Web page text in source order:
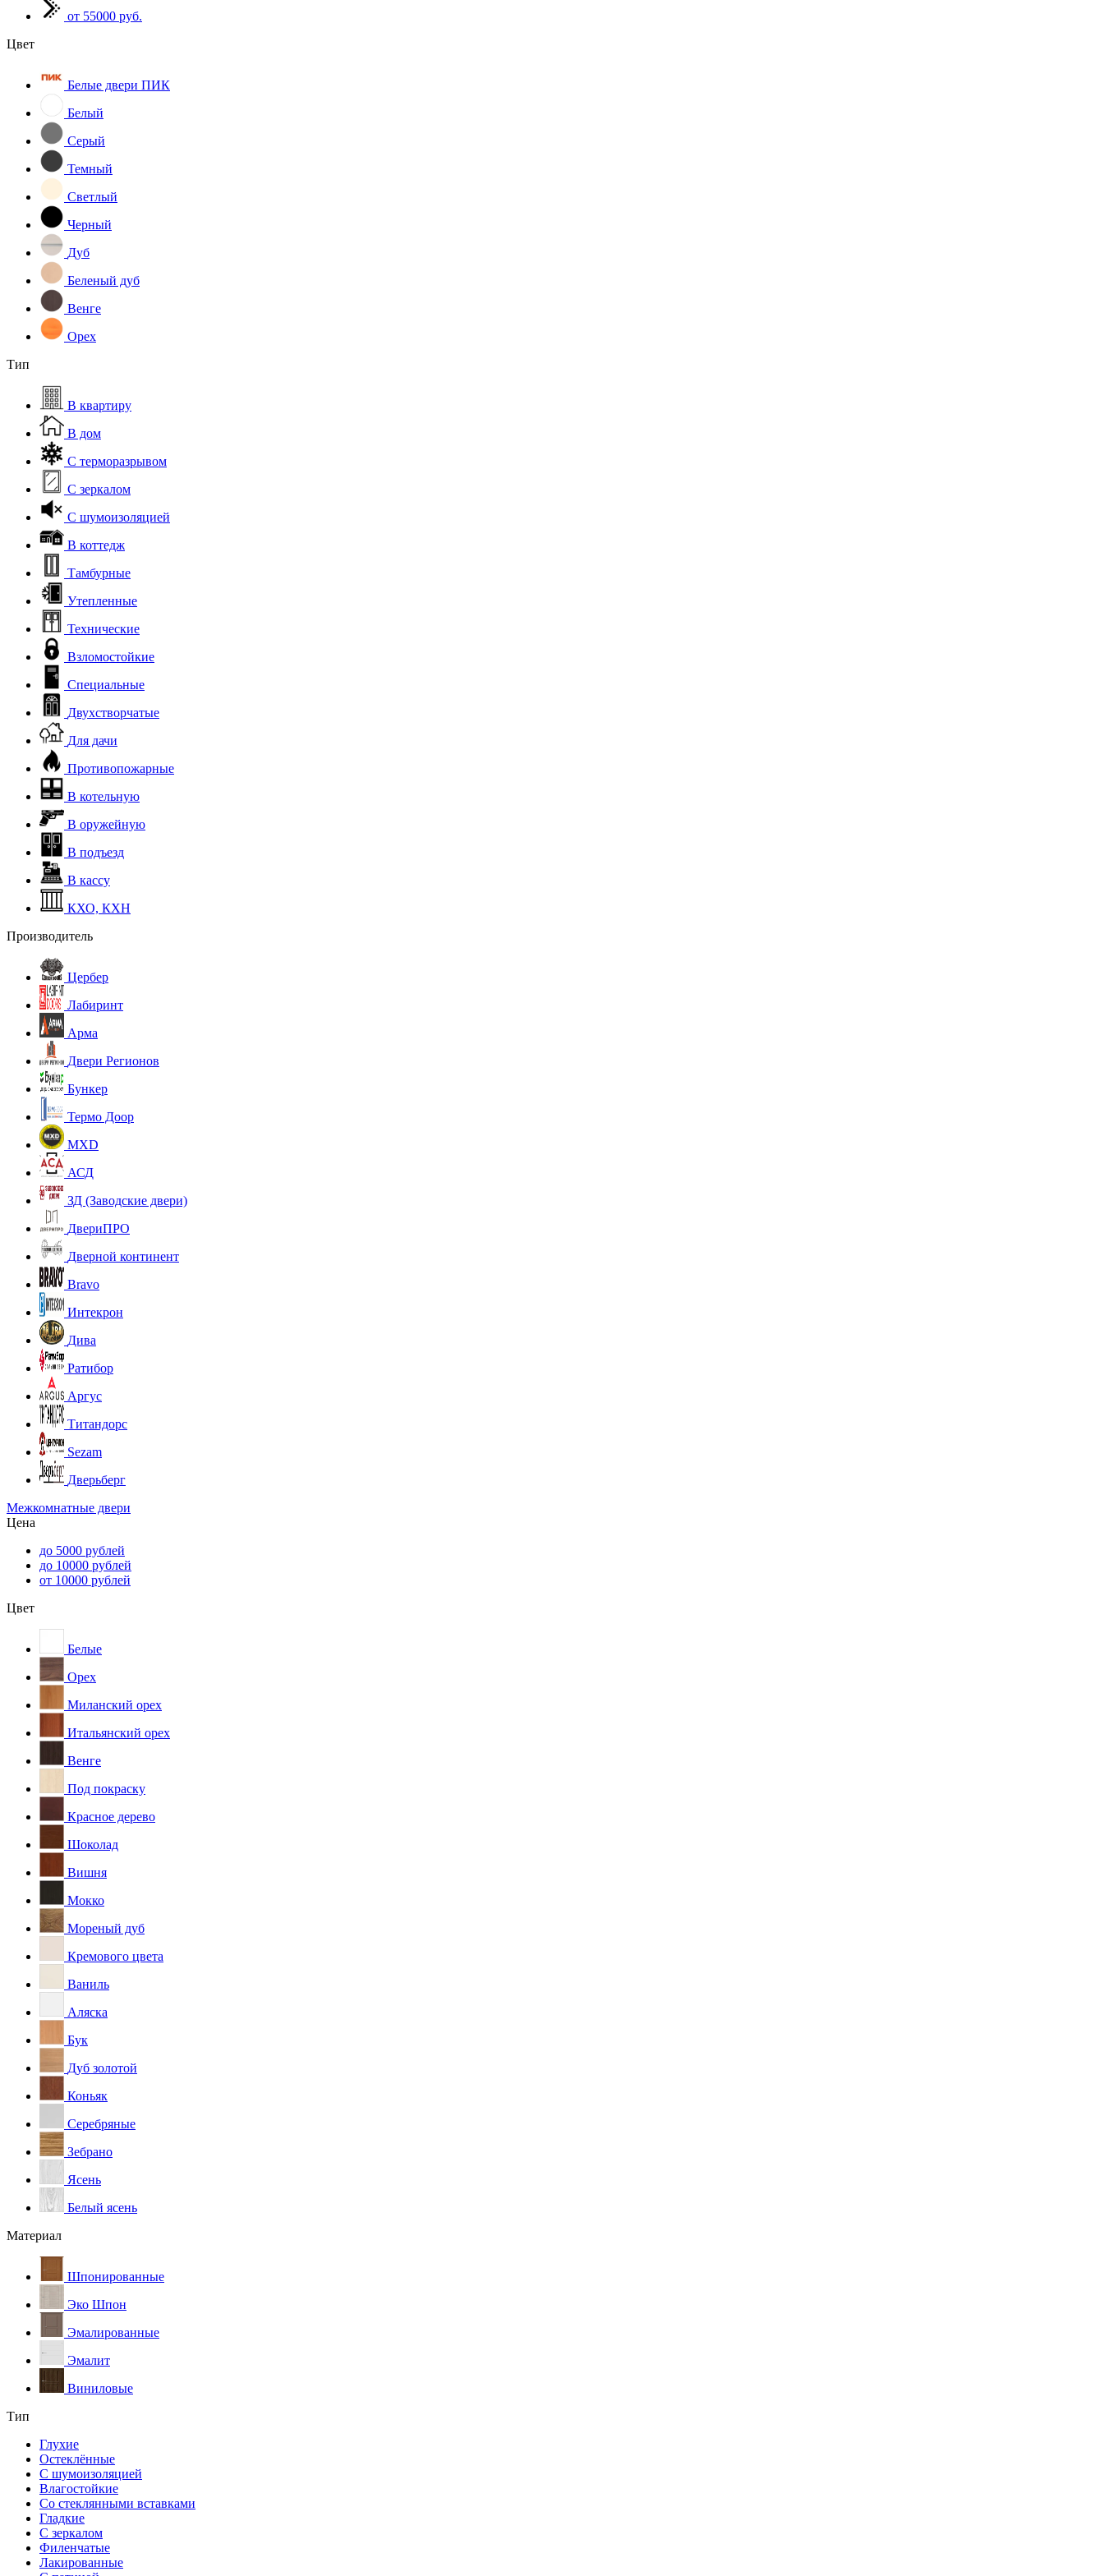
от 55000 руб.
Цвет
Белые двери ПИК
Белый
Серый
Темный
Светлый
Черный
Дуб
Беленый дуб
Венге
Орех
Тип
В квартиру
В дом
С терморазрывом
С зеркалом
С шумоизоляцией
В коттедж
Тамбурные
Утепленные
Технические
Взломостойкие
Специальные
Двухстворчатые
Для дачи
Противопожарные
В котельную
В оружейную
В подъезд
В кассу
КХО, КХН
Производитель
Цербер
Лабиринт
Арма
Двери Регионов
Бункер
Термо Доор
MXD
АСД
ЗД (Заводские двери)
ДвериПРО
Дверной континент
Bravo
Интекрон
Дива
Ратибор
Аргус
Титандорс
Sezam
Дверьберг
Межкомнатные двери
Цена
до 5000 рублей
до 10000 рублей
от 10000 рублей
Цвет
Белые
Орех
Миланский орех
Итальянский орех
Венге
Под покраску
Красное дерево
Шоколад
Вишня
Мокко
Мореный дуб
Кремового цвета
Ваниль
Аляска
Бук
Дуб золотой
Коньяк
Серебряные
Зебрано
Ясень
Белый ясень
Материал
Шпонированные
Эко Шпон
Эмалированные
Эмалит
Виниловые
Тип
Глухие
Остеклённые
С шумоизоляцией
Влагостойкие
Со стеклянными вставками
Гладкие
С зеркалом
Филенчатые
Лакированные